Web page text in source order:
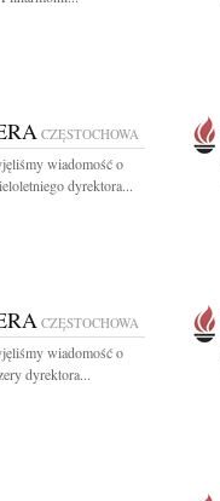
CZĘSTOCHOWA
wiadomość o
dyrektora...
CZĘSTOCHOWA
wiadomość o
dyrektora...